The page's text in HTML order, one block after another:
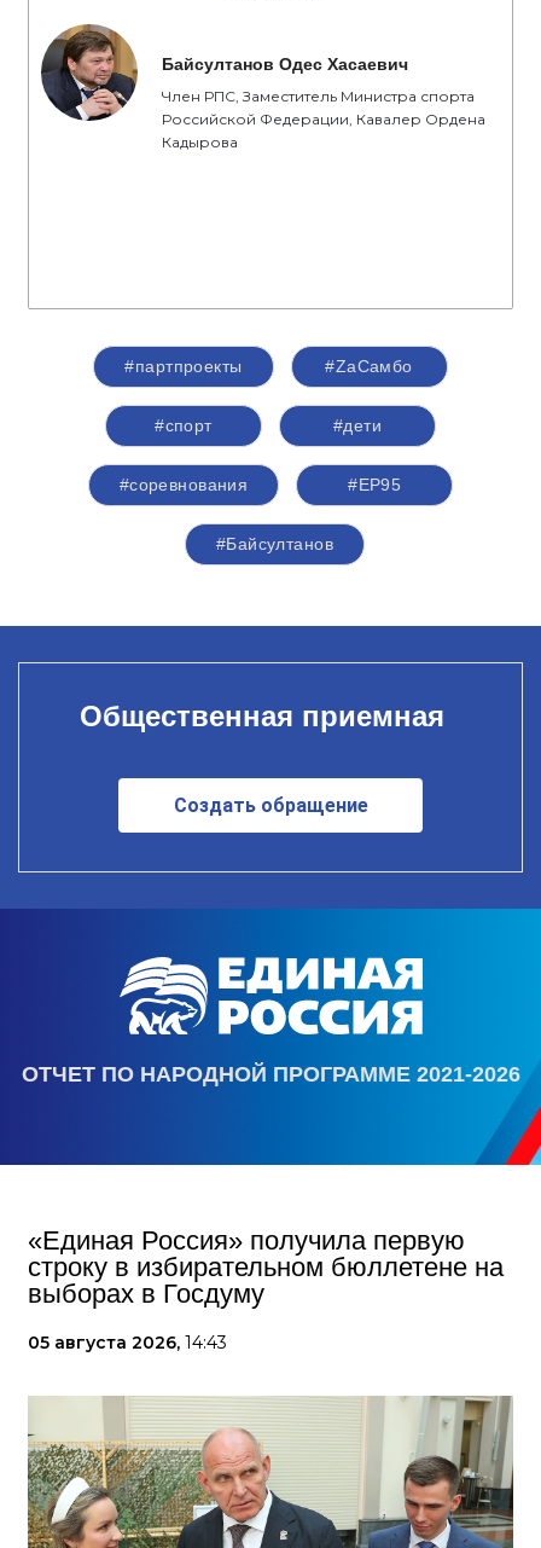
Байсултанов Одес Хасаевич
Член РПС, Заместитель Министра спорта
Российской Федерации, Кавалер Ордена
Кадырова
#партпроекты #ZaСамбо
#спорт #дети
#соревнования #ЕР95
#Байсултанов
Общественная приемная
Создать обращение
ОТЧЕТ ПО НАРОДНОЙ ПРОГРАММЕ 2021-2026
«Единая Россия» получила первую
строку в избирательном бюллетене на
выборах в Госдуму
05 августа 2026, 14:43